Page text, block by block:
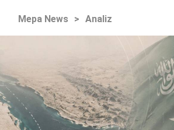
Mepa News > Analiz